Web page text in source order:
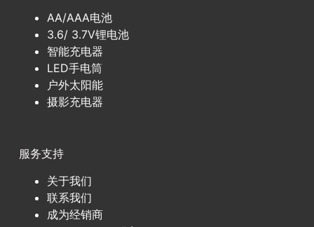
AA/AAA电池
3.6/ 3.7V锂电池
智能充电器
LED手电筒
户外太阳能
摄影充电器
服务支持
关于我们
联系我们
成为经销商